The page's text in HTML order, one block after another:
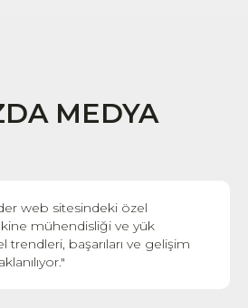
MEDYA
web sitesindeki özel
mühendisliği ve yük
trendleri, başarıları ve gelişim